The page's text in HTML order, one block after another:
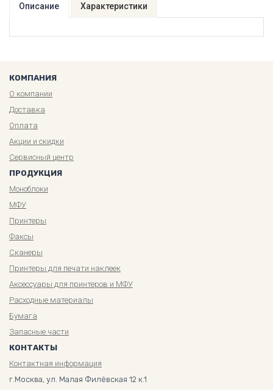
Описание Характеристики
КОМПАНИЯ
О компании
Доставка
Оплата
Акции и скидки
Сервисный центр
ПРОДУКЦИЯ
Моноблоки
МФУ
Принтеры
Факсы
Сканеры
Принтеры для печати наклеек
Аксессуары для принтеров и МФУ
Расходные материалы
Бумага
Запасные части
КОНТАКТЫ
Контактная информация
г.Москва, ул. Малая Филёвская 12 к.1